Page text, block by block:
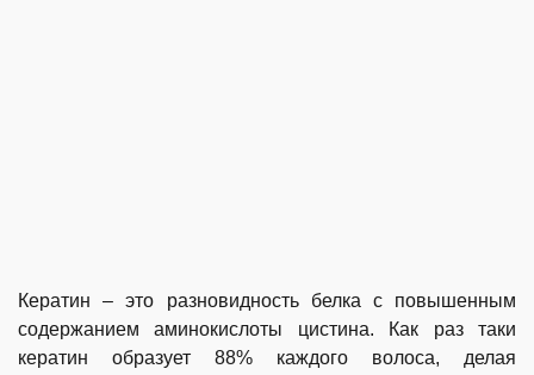
Кератин – это разновидность белка с повышенным
содержанием аминокислоты цистина. Как раз таки
кератин образует 88% каждого волоса, делая